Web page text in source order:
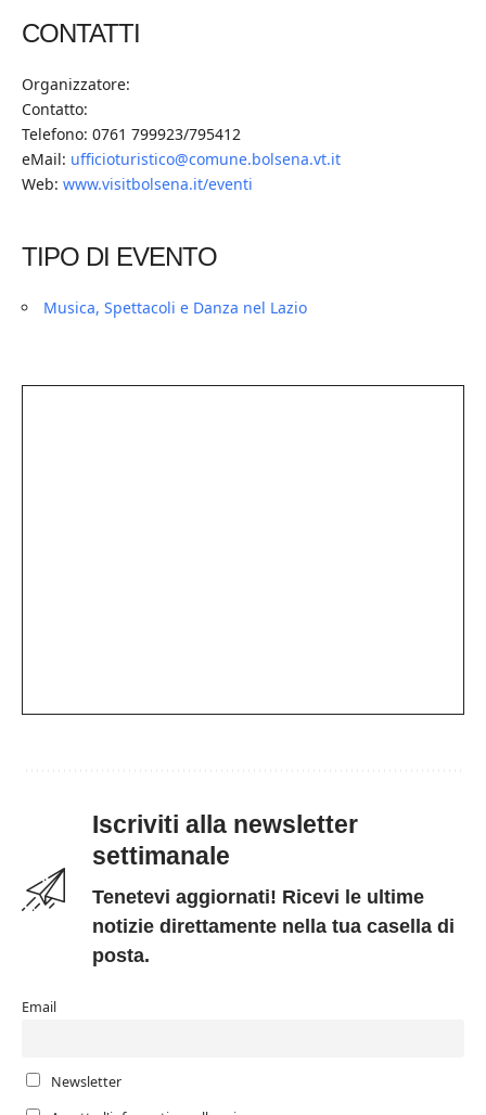
CONTATTI
Organizzatore:
Contatto:
Telefono: 0761 799923/795412
eMail: ufficioturistico@comune.bolsena.vt.it
Web: www.visitbolsena.it/eventi
TIPO DI EVENTO
Musica, Spettacoli e Danza nel Lazio
Iscriviti alla newsletter
settimanale
Tenetevi aggiornati! Ricevi le ultime
notizie direttamente nella tua casella di
posta.
Email
Newsletter